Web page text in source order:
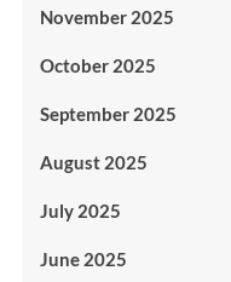
November 2025
October 2025
September 2025
August 2025
July 2025
June 2025